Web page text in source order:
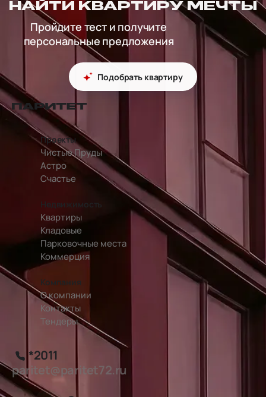
НАЙТИ КВАРТИРУ МЕЧТЫ
Пройдите тест и получите
персональные предложения
Подобрать квартиру
перейти на главную страницу
Проекты
Чистые Пруды
Астро
Счастье
Недвижимость
Квартиры
Кладовые
Парковочные места
Коммерция
Компания
О компании
Контакты
Тендеры
*2011
paritet@paritet72.ru